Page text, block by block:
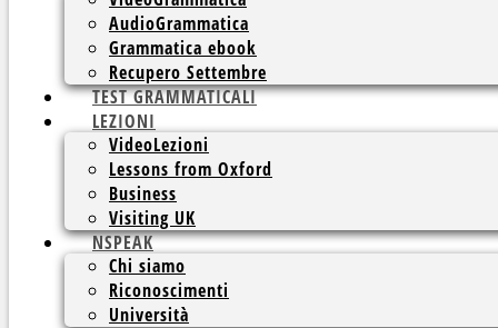
AudioGrammatica
Grammatica ebook
Recupero Settembre
TEST GRAMMATICALI
LEZIONI
VideoLezioni
Lessons from Oxford
Business
Visiting UK
NSPEAK
Chi siamo
Riconoscimenti
Università